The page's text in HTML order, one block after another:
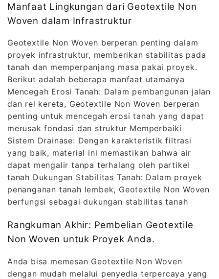
Manfaat Lingkungan dari Geotextile Non
Woven dalam Infrastruktur
Geotextile Non Woven berperan penting dalam
proyek infrastruktur, memberikan stabilitas pada
tanah dan memperpanjang masa pakai proyek.
Berikut adalah beberapa manfaat utamanya
Mencegah Erosi Tanah: Dalam pembangunan jalan
dan rel kereta, Geotextile Non Woven berperan
penting untuk mencegah erosi tanah yang dapat
merusak fondasi dan struktur Memperbaiki
Sistem Drainase: Dengan karakteristik filtrasi
yang baik, material ini memastikan bahwa air
dapat mengalir tanpa terhalang oleh partikel
tanah Dukungan Stabilitas Tanah: Dalam proyek
penanganan tanah lembek, Geotextile Non Woven
berfungsi sebagai dukungan stabilitas tanah
Rangkuman Akhir: Pembelian Geotextile
Non Woven untuk Proyek Anda.
Anda bisa memesan Geotextile Non Woven
dengan mudah melalui penyedia terpercaya yang